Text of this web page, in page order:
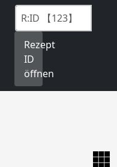
Rezept
ID
öffnen